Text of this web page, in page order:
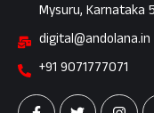
Mysuru, Karnataka
digital@andolana.in
+91 9071777071